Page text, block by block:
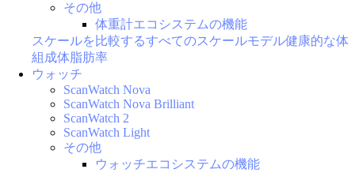
その他
体重計エコシステムの機能
スケールを比較するすべてのスケールモデル健康的な体
組成体脂肪率
ウォッチ
ScanWatch Nova
ScanWatch Nova Brilliant
ScanWatch 2
ScanWatch Light
その他
ウォッチエコシステムの機能